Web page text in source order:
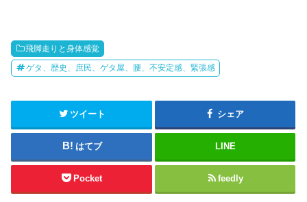
飛脚走りと身体感覚
ゲタ、歴史、庶民、ゲタ屋、腰、不安定感、緊張感
ツイート シェア
はてブ LINE
Pocket feedly